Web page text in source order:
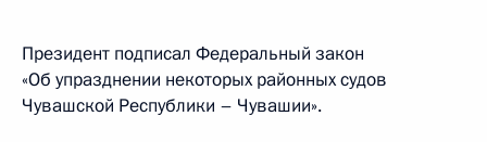
Президент подписал Федеральный закон
«Об упразднении некоторых районных судов
Чувашской Республики – Чувашии».